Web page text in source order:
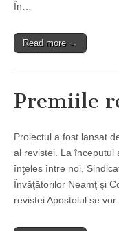
În…
Read more →
Premiile
Proiectul a fost lansat
al revistei. La începutul
înţeles între noi,
Învăţătorilor Neamţ şi
revistei Apostolul se